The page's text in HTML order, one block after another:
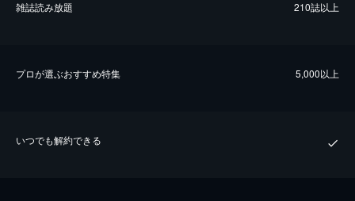
雑誌読み放題 210誌以上
プロが選ぶおすすめ特集 5,000以上
いつでも解約できる